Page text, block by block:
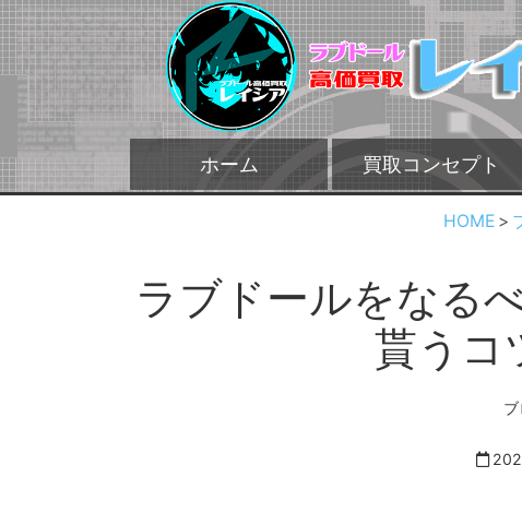
ホーム 買取コンセプト
HOME
ラブドールをなる
貰うコ